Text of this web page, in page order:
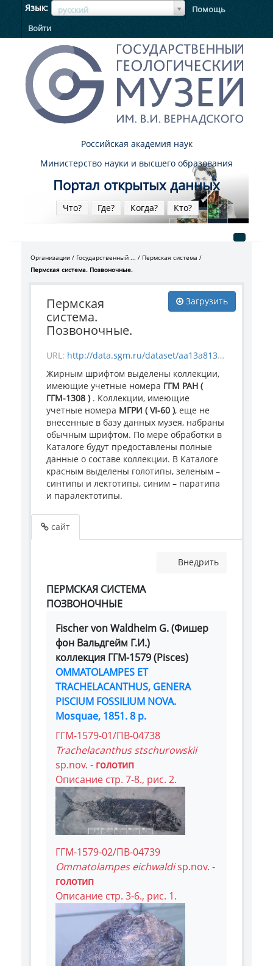
Язык русский
ЯзыкЯзык
Помощь
Войти
Российская академия наук
Министерство науки и высшего образования
Портал открытых данных
Что? Где? Когда? Кто?
Организации Государственный ...
Пермская система
Пермская система. Позвоночные.
Загрузить
Пермская
система.
Позвоночные.
URL: http://data.sgm.ru/dataset/aa13a813-68ad-45f0-87e2-d0939fac5c5c/resource/3c7fccb1-b1ef-4520-9c3e-92ab5487dcae/download/sgm_perm_poz.html
Жирным шрифтом выделены коллекции,
имеющие учетные номера ГГМ РАН (
ГГМ-1308 ). Коллекции, имеющие
учетные номера МГРИ ( VI-60 ), еще не
внесенные в базу данных музея, набраны
обычным шрифтом. По мере обработки в
Каталоге будут предоставлены полные
данные о составе коллекции. В Каталоге
красным выделены голотипы, зеленым –
синтипы и лектотипы, синим – паратипа
и паралектотипы.
сайт
Внедрить